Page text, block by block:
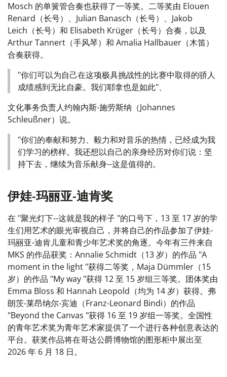
Mosch 的单簧管合奏也获得了一等奖。二等奖由 Elouen
Renard（长号）、Julian Banasch（长号）、Jakob
Leich（长号）和 Elisabeth Krüger（长号）合奏，以及
Arthur Tannert（手风琴）和 Amalia Hallbauer（木笛）
合奏获得。
"你们可以为自己在这项极具挑战性的比赛中取得的骄人
成绩感到无比自豪。我们耶拿也是如此"、
文化事务负责人约翰内斯-施劳斯纳（Johannes
Schleußner）说。
"你们的奉献和努力、毅力和对音乐的热情，已经成为我
们学习的榜样。我还想以自己的亲身经历对你们说：坚
持下去，继续为音乐献身--这是值得的。
伊娃-玛丽亚-迪肯奖
在 "聚光灯下--这就是我的样子 "的口号下，13 至 17 岁的学
生们用艺术的眼光审视自己，并将自己的作品参加了伊娃-
玛丽亚-迪肯儿童和青少年艺术奖的角逐。今年有三件来自
MKS 的作品获奖：Annalie Schmidt（13 岁）的作品 "A
moment in the light "获得二等奖，Maja Dümmler（15
岁）的作品 "My way "获得 12 至 15 岁组三等奖。团体奖由
Emma Bloss 和 Hannah Leopold（均为 14 岁）获得。弗
朗茨-莱昂纳尔-宾迪（Franz-Leonard Bindi）的作品
"Beyond the Canvas "获得 16 至 19 岁组一等奖。全国性
的青年艺术奖为青年艺术家提供了一个进行各种创意表达的
平台。获奖作品将在哥达公爵博物馆的图形柜中展出至
2026 年 6 月 18 日。